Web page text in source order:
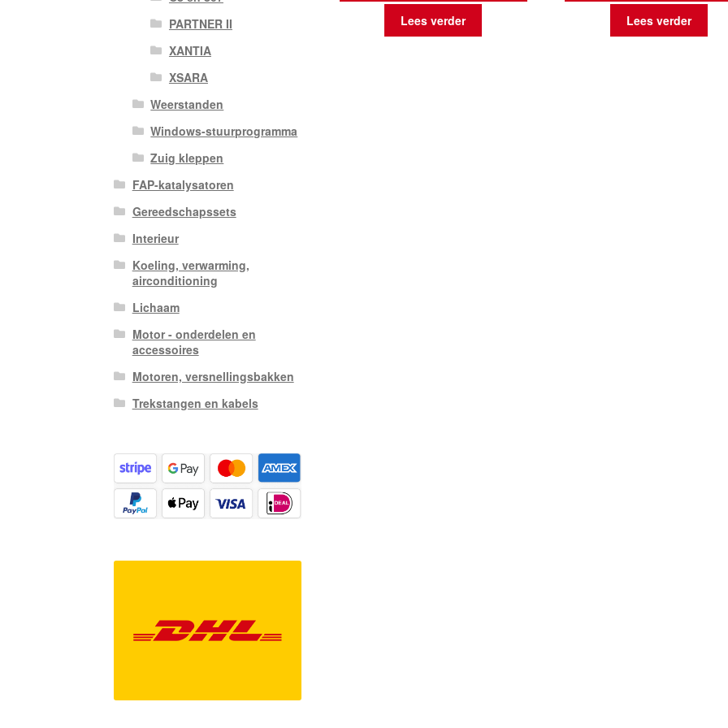
Lees verder Lees verder
PARTNER II
XANTIA
XSARA
Weerstanden
Windows-stuurprogramma
Zuig kleppen
FAP-katalysatoren
Gereedschapssets
Interieur
Koeling, verwarming,
airconditioning
Lichaam
Motor - onderdelen en
accessoires
Motoren, versnellingsbakken
Trekstangen en kabels